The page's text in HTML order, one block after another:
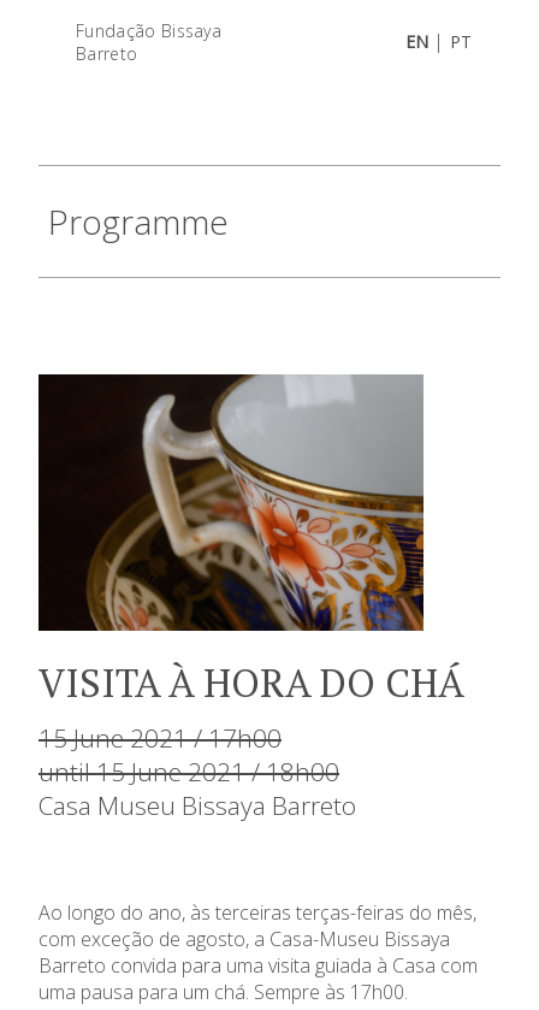
Fundação Bissaya
Barreto
EN | PT
Programme
VISITA À HORA DO CHÁ
15 June 2021 / 17h00
until 15 June 2021 / 18h00
Casa Museu Bissaya Barreto
Ao longo do ano, às terceiras terças-feiras do mês,
com exceção de agosto, a Casa-Museu Bissaya
Barreto convida para uma visita guiada à Casa com
uma pausa para um chá. Sempre às 17h00.